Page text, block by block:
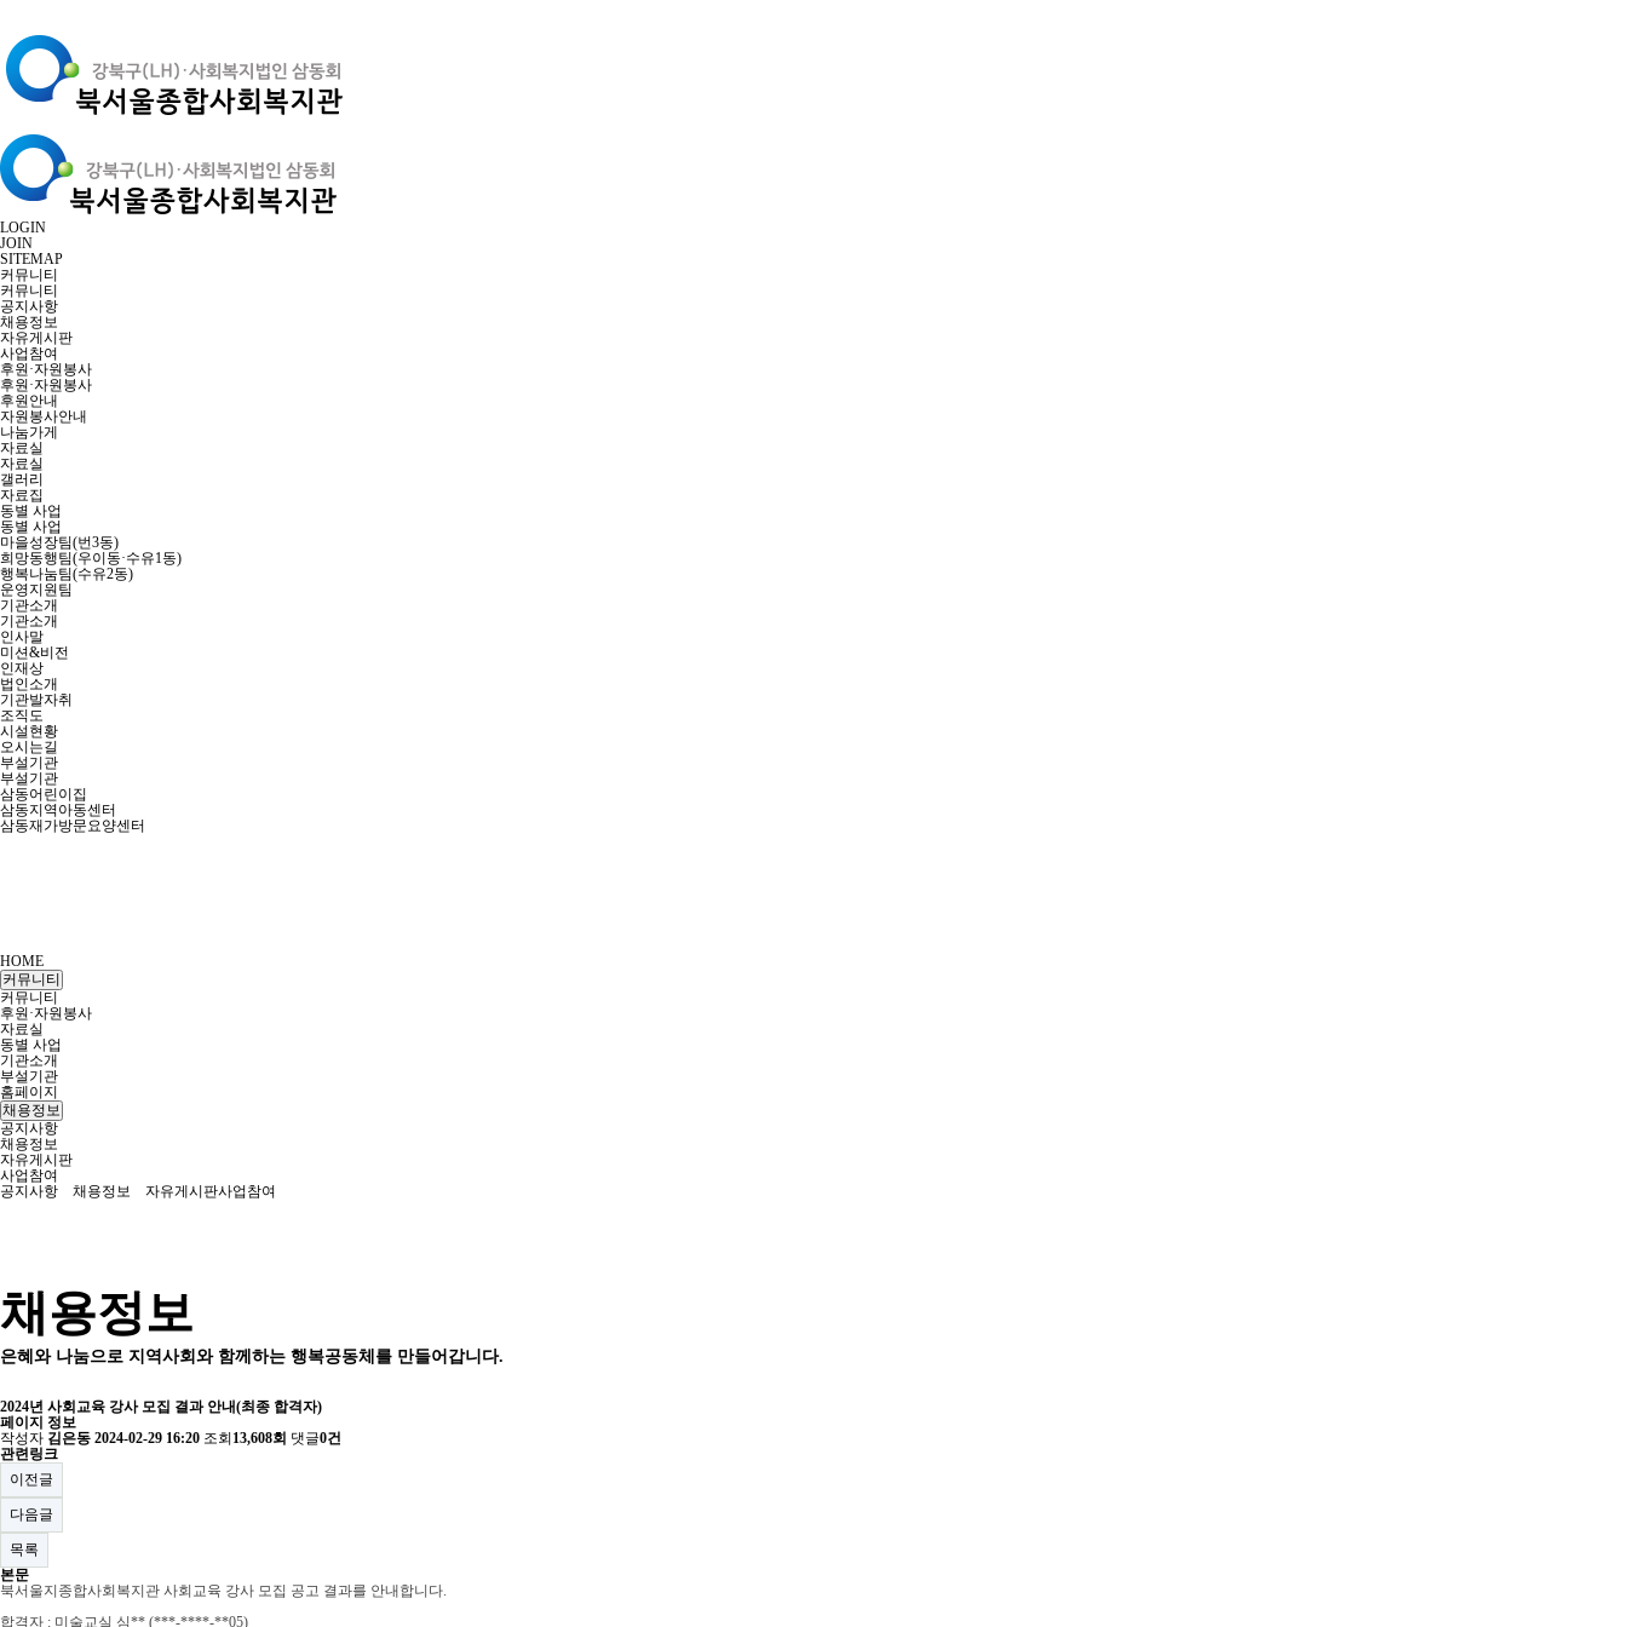
LOGIN
JOIN
SITEMAP
커뮤니티
커뮤니티
공지사항
채용정보
자유게시판
사업참여
후원·자원봉사
후원·자원봉사
후원안내
자원봉사안내
나눔가게
자료실
자료실
갤러리
자료집
동별 사업
동별 사업
마을성장팀(번3동)
희망동행팀(우이동·수유1동)
행복나눔팀(수유2동)
운영지원팀
기관소개
기관소개
인사말
미션&비전
인재상
법인소개
기관발자취
조직도
시설현황
오시는길
부설기관
부설기관
삼동어린이집
삼동지역아동센터
삼동재가방문요양센터
HOME
커뮤니티
커뮤니티
후원·자원봉사
자료실
동별 사업
기관소개
부설기관
홈페이지
채용정보
공지사항
채용정보
자유게시판
사업참여
공지사항
채용정보 자유게시판사업참여
채용정보
은혜와 나눔으로 지역사회와 함께하는 행복공동체를 만들어갑니다.
2024년 사회교육 강사 모집 결과 안내(최종 합격자)
페이지 정보
작성자 김은동 2024-02-29 16:20 조회 13,608회 댓글0건
관련링크
이전글
다음글
목록
본문
북서울지종합사회복지관 사회교육 강사 모집 공고 결과를 안내합니다.
합격자 : 미술교실 심** (***-****-**05)